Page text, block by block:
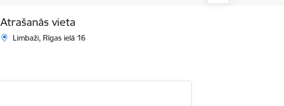
Atrašanās vieta
Limbaži, Rīgas ielā 16